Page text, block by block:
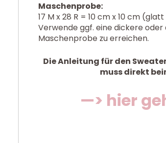
Maschenprobe:
17 M x 28 R = 10 cm x 10 cm
Verwende ggf. eine dickere
Maschenprobe zu erreichen.
Die Anleitung für den
muss direkt
—> hier